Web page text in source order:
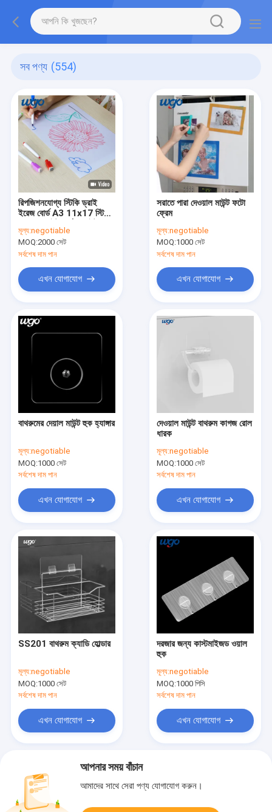
সব পণ্য (554)
রিপজিশনযোগ্য স্টিকি ড্রাই
ইরেজ বোর্ড A3 11x17 স্টিকি
রাইটিং বোর্ড
মূল্য:negotiable
MOQ:2000 সেট
সর্বশেষ দাম পান
এখন যোগাযোগ
সরাতে পারা দেওয়াল মাউন্ট ফটো
ফ্রেম
মূল্য:negotiable
MOQ:1000 সেট
সর্বশেষ দাম পান
এখন যোগাযোগ
বাথরুমের দেয়াল মাউন্ট হুক হ্যাঙ্গার
মূল্য:negotiable
MOQ:1000 সেট
সর্বশেষ দাম পান
এখন যোগাযোগ
দেওয়াল মাউন্ট বাথরুম কাগজ রোল
ধারক
মূল্য:negotiable
MOQ:1000 সেট
সর্বশেষ দাম পান
এখন যোগাযোগ
SS201 বাথরুম ক্যাডি হোল্ডার
মূল্য:negotiable
MOQ:1000 সেট
সর্বশেষ দাম পান
এখন যোগাযোগ
দরজার জন্য কাস্টমাইজড ওয়াল
হুক
মূল্য:negotiable
MOQ:1000 পিসি
সর্বশেষ দাম পান
এখন যোগাযোগ
আপনার সময় বাঁচান
আমাদের সাথে সেরা পণ্য যোগাযোগ করুন।